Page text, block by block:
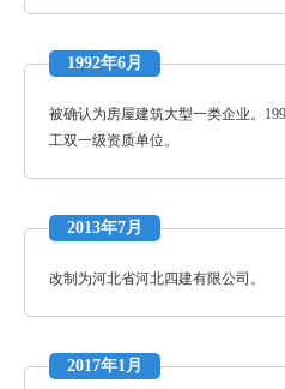
1992年6月
被确认为房屋建筑大型一类企业。
工双一级资质单位。
2013年7月
改制为河北省河北四建有限公司。
2017年1月